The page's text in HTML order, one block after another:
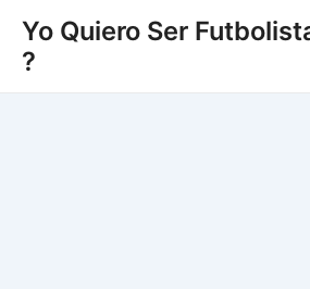
contingut
Yo Quiero Ser
?